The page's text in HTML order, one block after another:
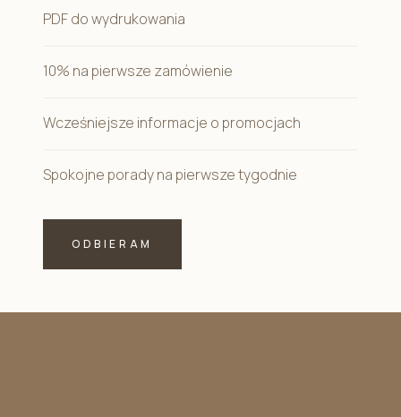
PDF do wydrukowania
10% na pierwsze zamówienie
Wcześniejsze informacje o promocjach
Spokojne porady na pierwsze tygodnie
ODBIERAM